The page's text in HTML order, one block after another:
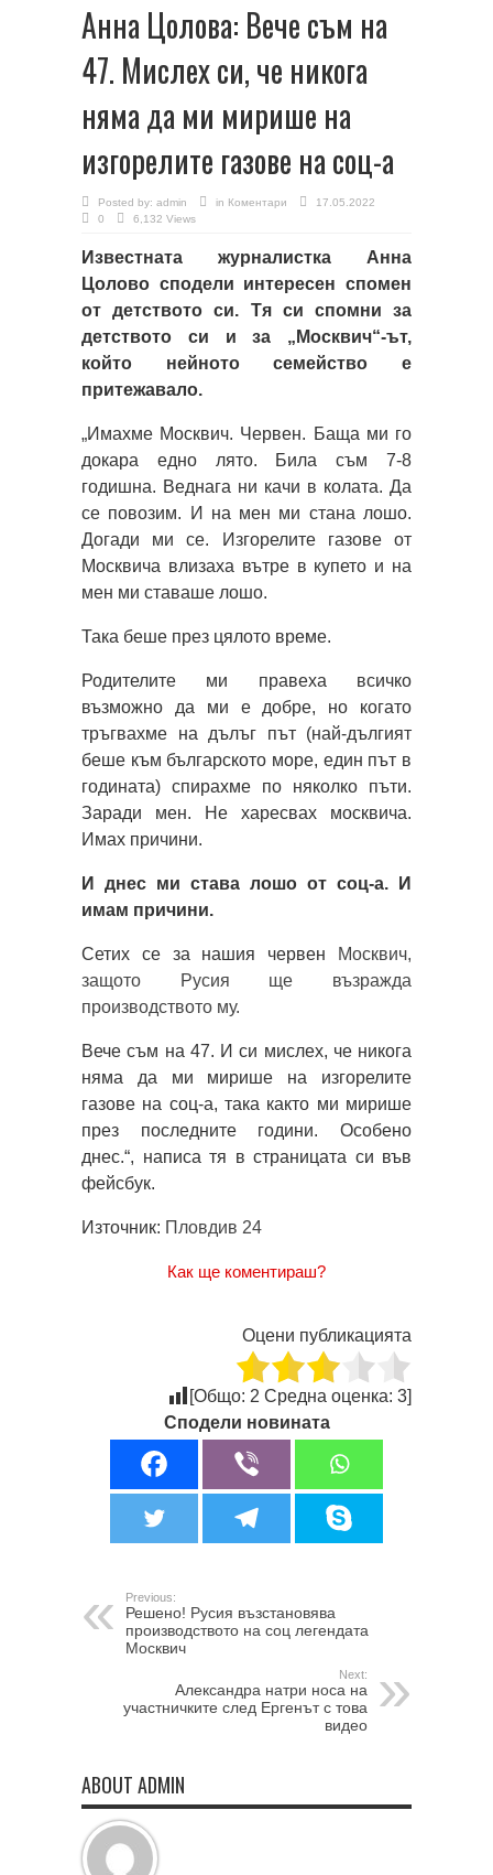
Анна Цолова: Вече съм на
47. Мислех си, че никога
няма да ми мирише на
изгорелите газове на соц-а
Posted by: admin in Коментари
17.05.2022
0
6,132 Views
Известната журналистка Анна
Цолово сподели интересен спомен
от детството си. Тя си спомни за
детството си и за „Москвич“-ът,
който нейното семейство е
притежавало.
„Имахме Москвич. Червен. Баща ми го
докара едно лято. Била съм 7-8
годишна. Веднага ни качи в колата. Да
се повозим. И на мен ми стана лошо.
Догади ми се. Изгорелите газове от
Москвича влизаха вътре в купето и на
мен ми ставаше лошо.
Така беше през цялото време.
Родителите ми правеха всичко
възможно да ми е добре, но когато
тръгвахме на дълъг път (най-дългият
беше към българското море, един път в
годината) спирахме по няколко пъти.
Заради мен. Не харесвах москвича.
Имах причини.
И днес ми става лошо от соц-а. И
имам причини.
Сетих се за нашия червен Москвич,
защото Русия ще възражда
производството му.
Вече съм на 47. И си мислех, че никога
няма да ми мирише на изгорелите
газове на соц-а, така както ми мирише
през последните години. Особено
днес.“, написа тя в страницата си във
фейсбук.
Източник: Пловдив 24
Как ще коментираш?
Оцени публикацията
[Общо: 2 Средна оценка: 3]
Сподели новината
Previous:
Решено! Русия възстановява
производството на соц легендата
Москвич
Next:
Александра натри носа на
участничките след Ергенът с това
видео
ABOUT ADMIN